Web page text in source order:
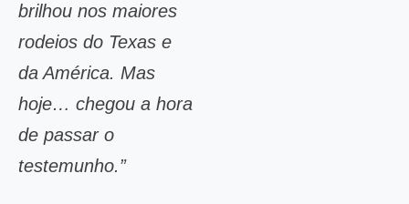
brilhou nos maiores
rodeios do Texas e
da América. Mas
hoje… chegou a hora
de passar o
testemunho.”